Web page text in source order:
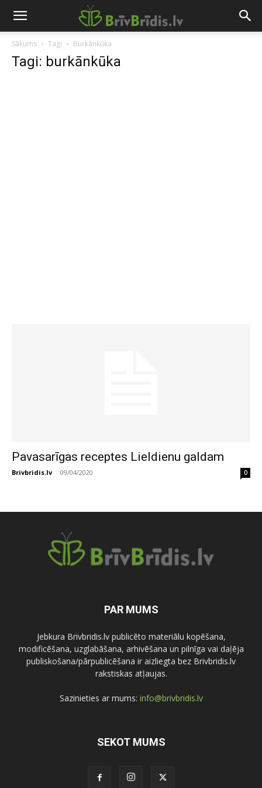
Sākums Tagi Burkānkūka
Tagi: burkānkūka
Pavasarīgas receptes Lieldienu galdam
Brivbridis.lv - 09/04/2020 0
PAR MUMS
Jebkura Brivbridis.lv publicēto materiālu kopēšana,
modificēšana, uzglabāšana, arhivēšana un pilnīga vai daļēja
publiskošana/pārpublicēšana ir aizliegta bez Brivbridis.lv
rakstiskas atļaujas.
Sazinieties ar mums: info@brivbridis.lv
SEKOT MUMS